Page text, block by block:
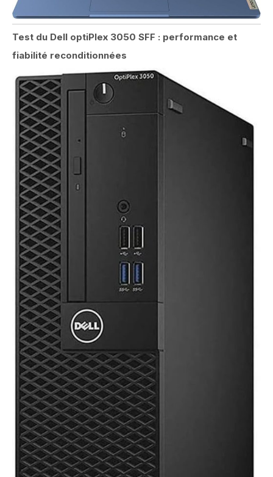
Test du Dell optiPlex 3050 SFF : performance et
fiabilité reconditionnées